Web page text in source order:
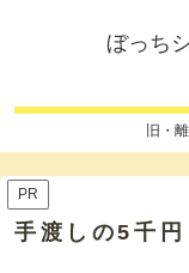
ぼっち
旧・
PR
手渡しの5千円